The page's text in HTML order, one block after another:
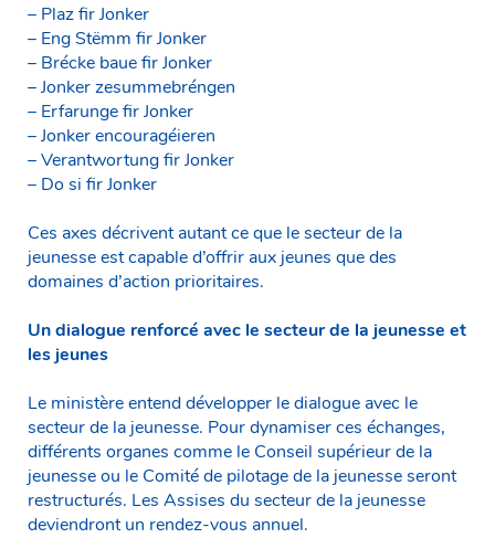
– Plaz fir Jonker
– Eng Stëmm fir Jonker
– Brécke baue fir Jonker
– Jonker zesummebréngen
– Erfarunge fir Jonker
– Jonker encouragéieren
– Verantwortung fir Jonker
– Do si fir Jonker
Ces axes décrivent autant ce que le secteur de la
jeunesse est capable d’offrir aux jeunes que des
domaines d’action prioritaires.
Un dialogue renforcé avec le secteur de la jeunesse et
les jeunes
Le ministère entend développer le dialogue avec le
secteur de la jeunesse. Pour dynamiser ces échanges,
différents organes comme le Conseil supérieur de la
jeunesse ou le Comité de pilotage de la jeunesse seront
restructurés. Les Assises du secteur de la jeunesse
deviendront un rendez-vous annuel.